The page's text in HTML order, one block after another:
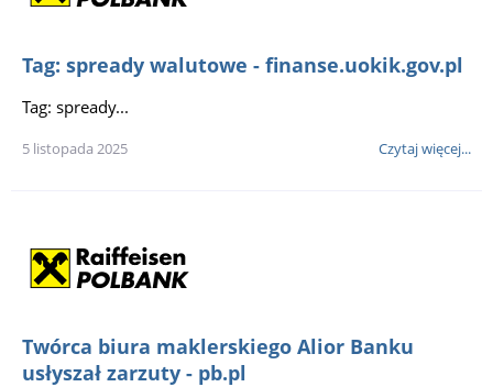
Tag: spready walutowe - finanse.uokik.gov.pl
Tag: spready...
5 listopada 2025 Czytaj więcej...
Twórca biura maklerskiego Alior Banku
usłyszał zarzuty - pb.pl